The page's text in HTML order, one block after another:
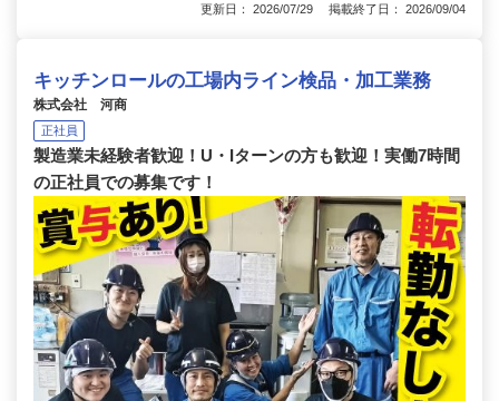
更新日： 2026/07/29 掲載終了日： 2026/09/04
キッチンロールの工場内ライン検品・加工業務
株式会社 河商
正社員
製造業未経験者歓迎！U・Iターンの方も歓迎！実働7時間
の正社員での募集です！